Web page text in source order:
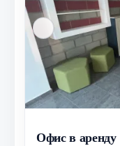
Офис в аренду